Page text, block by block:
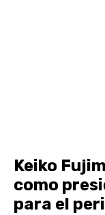
Keiko
como
para el